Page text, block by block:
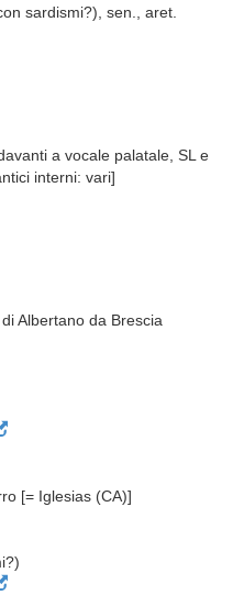
sardismi?), sen., aret.
a vocale palatale, SL e
interni: vari]
Albertano da Brescia
[= Iglesias (CA)]